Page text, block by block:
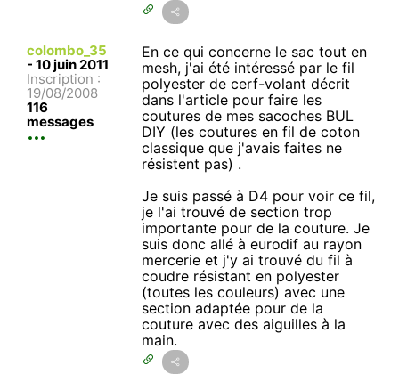
colombo_35
- 10 juin 2011
Inscription :
19/08/2008
116
messages
En ce qui concerne le sac tout en
mesh, j'ai été intéressé par le fil
polyester de cerf-volant décrit
dans l'article pour faire les
coutures de mes sacoches BUL
DIY (les coutures en fil de coton
classique que j'avais faites ne
résistent pas) .
Je suis passé à D4 pour voir ce fil,
je l'ai trouvé de section trop
importante pour de la couture. Je
suis donc allé à eurodif au rayon
mercerie et j'y ai trouvé du fil à
coudre résistant en polyester
(toutes les couleurs) avec une
section adaptée pour de la
couture avec des aiguilles à la
main.